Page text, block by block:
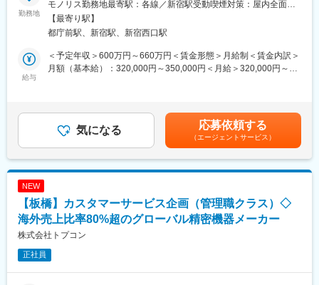
を構築・維持
・積極的なコミュニケーションとフォローアップを通じて、高い
顧客対応力と顧客満足度を実現
・顧客導入支援、製品紹介、および継続的なアカウント管理をサ
ポートする
見積・受注管理
・未決裁見積や顧客問い合わせへのフォローアップを行い、受注
率向上を図る
・ストラテジックアカウントマネージャー、オペレーション、サ
に追加成長機会を特定
・顧客の購買動向を把握し、顧客目標を支援する製品やソリュー
ションを提案
・Design-in機会を特定し、必要に応じてストラテジックアカウン
勤務地
モノリス勤務地最寄駅：各線／新宿駅受動喫煙対策：屋内全面禁
煙変更の範囲：会社の定める事業所（リモートワーク含む）
【最寄り駅】
都庁前駅、新宿駅、新宿西口駅
給与
＜予定年収＞600万円～660万円＜賃金形態＞月給制＜賃金内訳＞
月額（基本給）：320,000円～350,000円＜月給＞320,000円～
基準に応じて決定いたしますのでご了承ください。賃金はあくま
でも目安の金額であり、選考を通じて上下する可能性がありま
す。月給(月額)は固定手当を含めた表記です。
気になる 応募依頼する
（エージェントサービス）
NEW
【板橋】カスタマーサービス企画（管理職クラス）◇
海外売上比率80%超のグローバル精密機器メーカー
株式会社トプコン
正社員